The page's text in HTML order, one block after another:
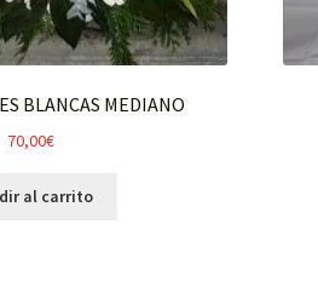
BLANCAS MEDIANO
70,00€
al carrito